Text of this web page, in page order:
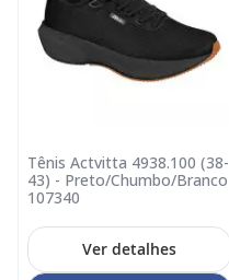
Tênis Actvitta 4938.100 (38-
43) - Preto/Chumbo/Branco
107340
Ver detalhes